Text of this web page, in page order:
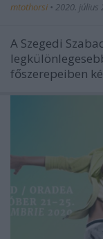
mtothorsi • 2020. július
A Szegedi
főszerepeiben